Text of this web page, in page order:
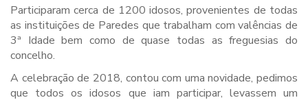
Participaram cerca de 1200 idosos, provenientes de todas
as instituições de Paredes que trabalham com valências de
3ª Idade bem como de quase todas as freguesias do
concelho.
A celebração de 2018, contou com uma novidade, pedimos
que todos os idosos que iam participar, levassem um